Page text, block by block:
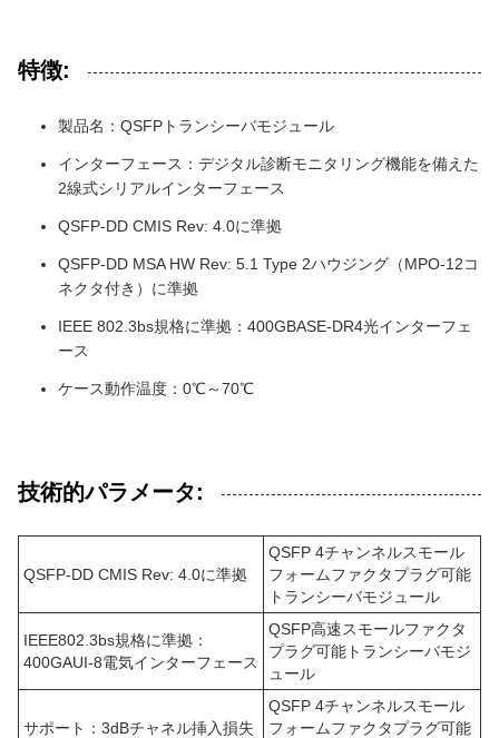
特徴:
製品名：QSFPトランシーバモジュール
インターフェース：デジタル診断モニタリング機能を備えた
2線式シリアルインターフェース
QSFP-DD CMIS Rev: 4.0に準拠
QSFP-DD MSA HW Rev: 5.1 Type 2ハウジング（MPO-12コ
ネクタ付き）に準拠
IEEE 802.3bs規格に準拠：400GBASE-DR4光インターフェ
ース
ケース動作温度：0℃～70℃
技術的パラメータ:
QSFP-DD CMIS Rev: 4.0に準拠
QSFP 4チャンネルスモール
フォームファクタプラグ可能
トランシーバモジュール
IEEE802.3bs規格に準拠：
400GAUI-8電気インターフェース
QSFP高速スモールファクタ
プラグ可能トランシーバモジ
ュール
サポート：3dBチャネル挿入損失
QSFP 4チャンネルスモール
フォームファクタプラグ可能